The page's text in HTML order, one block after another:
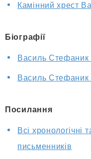
Камінний хрест
Біографії
Василь Стефаник
Василь Стефаник
Посилання
Всі хронологічні
письменників